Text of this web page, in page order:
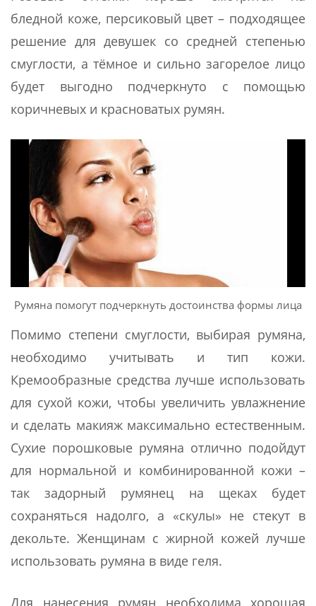
бледной коже, персиковый цвет – подходящее
решение для девушек со средней степенью
смуглости, а тёмное и сильно загорелое лицо
будет выгодно подчеркнуто с помощью
коричневых и красноватых румян.
Румяна помогут подчеркнуть достоинства формы лица
Помимо степени смуглости, выбирая румяна,
необходимо учитывать и тип кожи.
Кремообразные средства лучше использовать
для сухой кожи, чтобы увеличить увлажнение
и сделать макияж максимально естественным.
Сухие порошковые румяна отлично подойдут
для нормальной и комбинированной кожи –
так задорный румянец на щеках будет
сохраняться надолго, а «скулы» не стекут в
декольте. Женщинам с жирной кожей лучше
использовать румяна в виде геля.